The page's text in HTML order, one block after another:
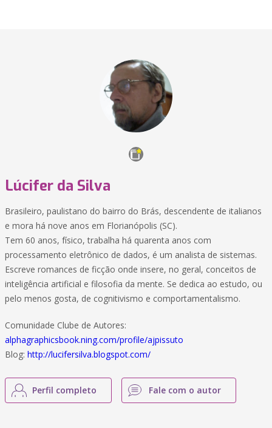
Lúcifer da Silva
Brasileiro, paulistano do bairro do Brás, descendente de italianos
e mora há nove anos em Florianópolis (SC).
Tem 60 anos, físico, trabalha há quarenta anos com
processamento eletrônico de dados, é um analista de sistemas.
Escreve romances de ficção onde insere, no geral, conceitos de
inteligência artificial e filosofia da mente. Se dedica ao estudo, ou
pelo menos gosta, de cognitivismo e comportamentalismo.
Comunidade Clube de Autores:
alphagraphicsbook.ning.com/profile/ajpissuto
Blog: http://lucifersilva.blogspot.com/
Perfil completo Fale com o autor